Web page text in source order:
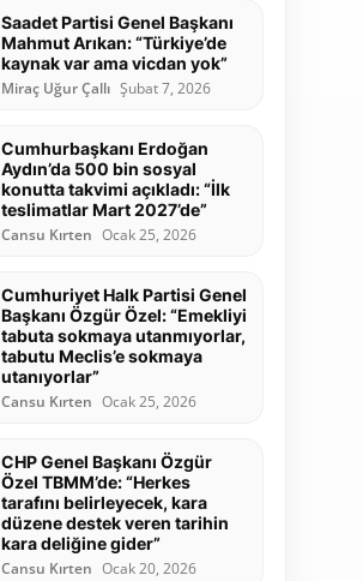
Saadet Partisi Genel Başkanı
Mahmut Arıkan: “Türkiye’de
kaynak var ama vicdan yok”
Miraç Uğur Çallı Şubat 7, 2026
Cumhurbaşkanı Erdoğan
Aydın’da 500 bin sosyal
konutta takvimi açıkladı: “İlk
teslimatlar Mart 2027’de”
Cansu Kırten Ocak 25, 2026
Cumhuriyet Halk Partisi Genel
Başkanı Özgür Özel: “Emekliyi
tabuta sokmaya utanmıyorlar,
tabutu Meclis’e sokmaya
utanıyorlar”
Cansu Kırten Ocak 25, 2026
CHP Genel Başkanı Özgür
Özel TBMM’de: “Herkes
tarafını belirleyecek, kara
düzene destek veren tarihin
kara deliğine gider”
Cansu Kırten Ocak 20, 2026